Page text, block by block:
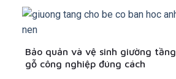
Bảo quản và vệ sinh giường tầng
gỗ công nghiệp đúng cách